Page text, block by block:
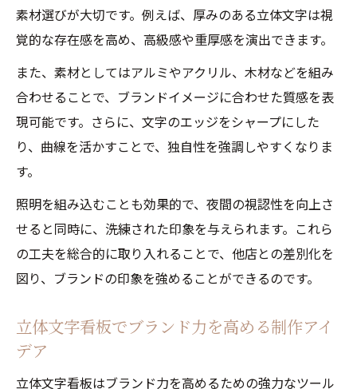
素材選びが大切です。例えば、厚みのある立体文字は視
覚的な存在感を高め、高級感や重厚感を演出できます。
また、素材としてはアルミやアクリル、木材などを組み
合わせることで、ブランドイメージに合わせた質感を表
現可能です。さらに、文字のエッジをシャープにした
り、曲線を活かすことで、独自性を強調しやすくなりま
す。
照明を組み込むことも効果的で、夜間の視認性を向上さ
せると同時に、洗練された印象を与えられます。これら
の工夫を総合的に取り入れることで、他店との差別化を
図り、ブランドの印象を強めることができるのです。
立体文字看板でブランド力を高める制作アイ
デア
立体文字看板はブランド力を高めるための強力なツール